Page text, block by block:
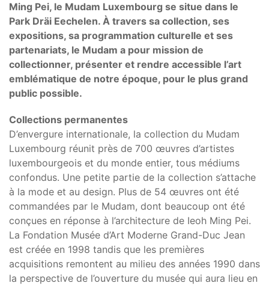
Ming Pei, le Mudam Luxembourg se situe dans le
Park Dräi Eechelen. À travers sa collection, ses
expositions, sa programmation culturelle et ses
partenariats, le Mudam a pour mission de
collectionner, présenter et rendre accessible l’art
emblématique de notre époque, pour le plus grand
public possible.
Collections permanentes
D’envergure internationale, la collection du Mudam
Luxembourg réunit près de 700 œuvres d’artistes
luxembourgeois et du monde entier, tous médiums
confondus. Une petite partie de la collection s’attache
à la mode et au design. Plus de 54 œuvres ont été
commandées par le Mudam, dont beaucoup ont été
conçues en réponse à l’architecture de Ieoh Ming Pei.
La Fondation Musée d’Art Moderne Grand-Duc Jean
est créée en 1998 tandis que les premières
acquisitions remontent au milieu des années 1990 dans
la perspective de l’ouverture du musée qui aura lieu en